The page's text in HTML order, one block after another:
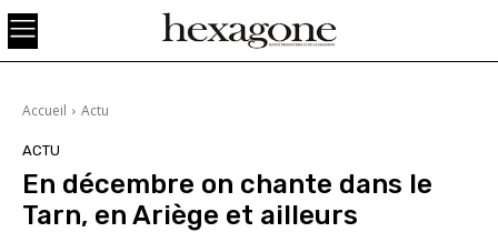
Accueil Actu
ACTU
En décembre on chante dans le
Tarn, en Ariège et ailleurs